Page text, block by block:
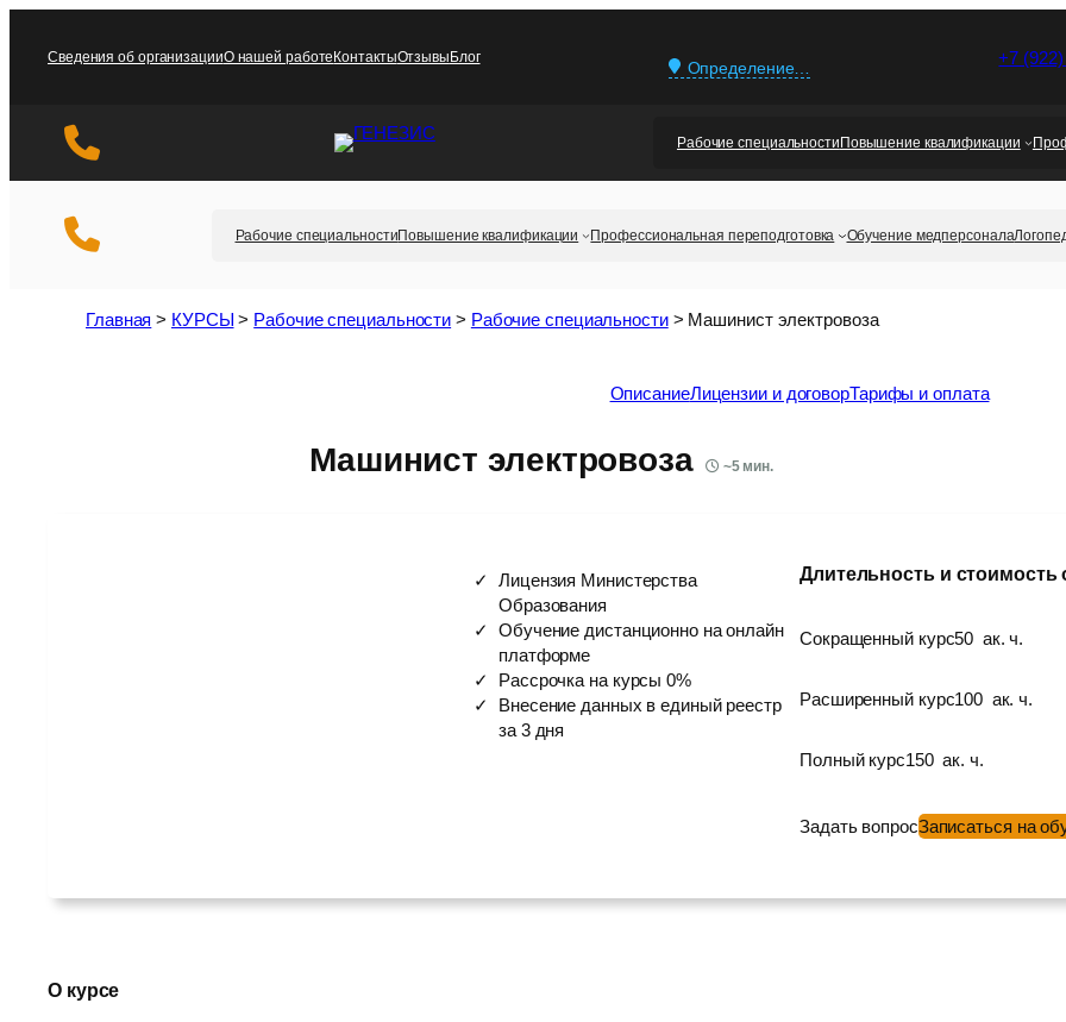
содержимому
Сведения об организацииО нашей работе КонтактыОтзывы Блог
Определение…
+7
Рабочие специальности Повышение квалификации
Рабочие специальностиПовышение квалификации Профессиональная переподготовка Обучение медперсонала
Главная > КУРСЫ > Рабочие специальности > Рабочие специальности> Машинист электровоза
ОписаниеЛицензии и договорТарифы и оплата
Машинист электровоза ~5мин.
Лицензия Министерства
Образования
Обучение дистанционно на онлайн
платформе
Рассрочка на курсы 0%
Внесение данных в единый реестр
за 3 дня
Длительность и стоимость
Сокращенный курс50 ак. ч.
Расширенный курс100 ак. ч.
Полный курс150 ак. ч.
Задать вопросЗаписаться на
О курсе